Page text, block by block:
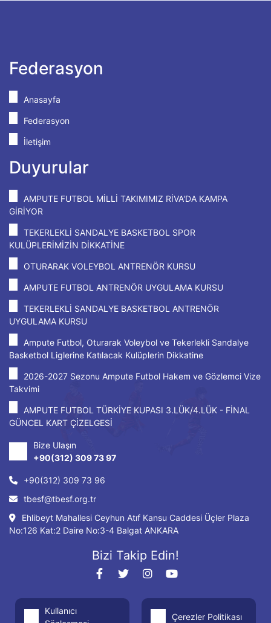
Federasyon
Anasayfa
Federasyon
İletişim
Duyurular
AMPUTE FUTBOL MİLLİ TAKIMIMIZ RİVA'DA KAMPA
GİRİYOR
TEKERLEKLİ SANDALYE BASKETBOL SPOR
KULÜPLERİMİZİN DİKKATİNE
OTURARAK VOLEYBOL ANTRENÖR KURSU
AMPUTE FUTBOL ANTRENÖR UYGULAMA KURSU
TEKERLEKLİ SANDALYE BASKETBOL ANTRENÖR
UYGULAMA KURSU
Ampute Futbol, Oturarak Voleybol ve Tekerlekli Sandalye
Basketbol Liglerine Katılacak Kulüplerin Dikkatine
2026-2027 Sezonu Ampute Futbol Hakem ve Gözlemci Vize
Takvimi
AMPUTE FUTBOL TÜRKİYE KUPASI 3.LÜK/4.LÜK - FİNAL
GÜNCEL KART ÇİZELGESİ
Bize Ulaşın
+90(312) 309 73 97
+90(312) 309 73 96
tbesf@tbesf.org.tr
Ehlibeyt Mahallesi Ceyhun Atıf Kansu Caddesi Üçler Plaza
No:126 Kat:2 Daire No:3-4 Balgat ANKARA
Bizi Takip Edin!
Kullanıcı
Çerezler Politikası